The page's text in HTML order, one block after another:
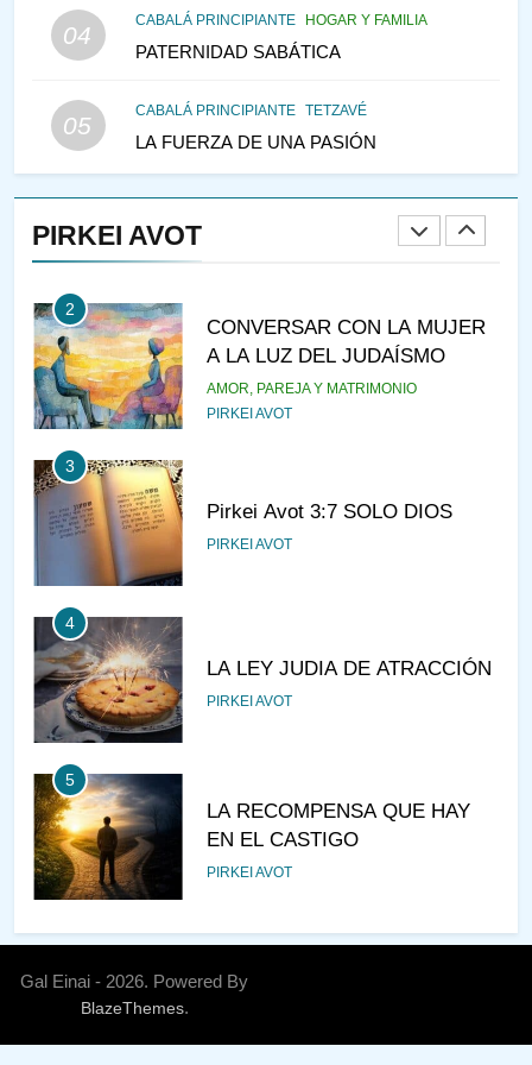
04
CABALÁ PRINCIPIANTE HOGAR Y FAMILIA
PATERNIDAD SABÁTICA
05
CABALÁ PRINCIPIANTE TETZAVÉ
LA FUERZA DE UNA PASIÓN
PIRKEI AVOT
VEAMOS ¿POR QUÉ
IEHOSHÚA? Y LA QUEJA DE
1
RAZI ¿QUIÉN ES SABIO?
2
CONVERSAR CON LA MUJER
A LA LUZ DEL JUDAÍSMO
AMOR, PAREJA Y MATRIMONIO
PIRKEI AVOT
3
Pirkei Avot 3:7 SOLO DIOS
PIRKEI AVOT
4
LA LEY JUDIA DE ATRACCIÓN
PIRKEI AVOT
5
LA RECOMPENSA QUE HAY
EN EL CASTIGO
PIRKEI AVOT
6
¿DE DÓNDE VIENES?
Gal Einai - 2026. Powered By
BlazeThemes.